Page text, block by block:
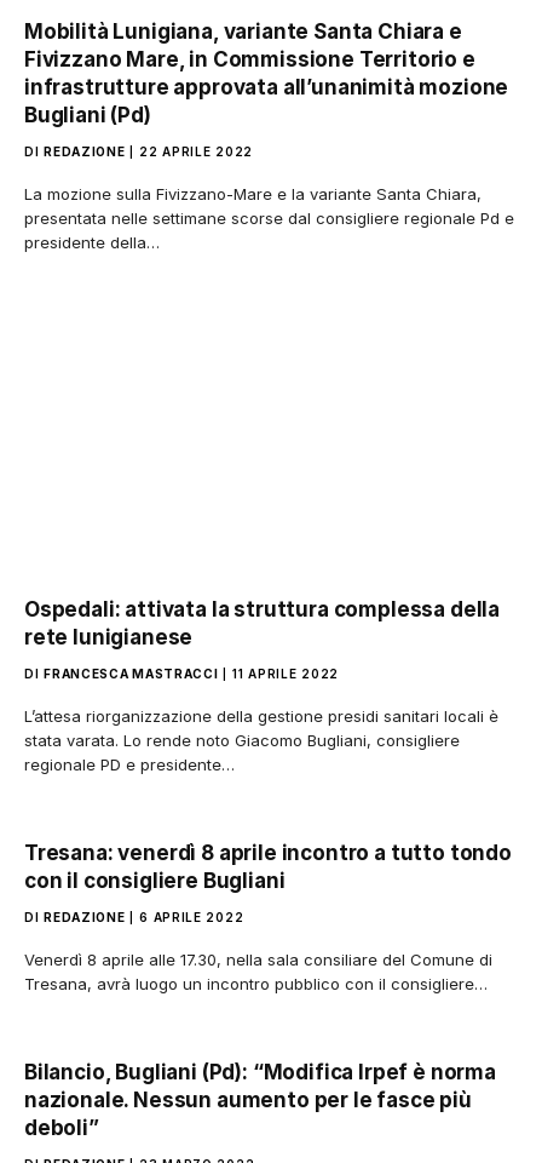
Mobilità Lunigiana, variante Santa Chiara e
Fivizzano Mare, in Commissione Territorio e
infrastrutture approvata all’unanimità mozione
Bugliani (Pd)
DI REDAZIONE 22 APRILE 2022
La mozione sulla Fivizzano-Mare e la variante Santa Chiara,
presentata nelle settimane scorse dal consigliere regionale Pd e
presidente della…
Ospedali: attivata la struttura complessa della
rete lunigianese
DI FRANCESCA MASTRACCI 11 APRILE 2022
L’attesa riorganizzazione della gestione presidi sanitari locali è
stata varata. Lo rende noto Giacomo Bugliani, consigliere
regionale PD e presidente…
Tresana: venerdì 8 aprile incontro a tutto tondo
con il consigliere Bugliani
DI REDAZIONE 6 APRILE 2022
Venerdì 8 aprile alle 17.30, nella sala consiliare del Comune di
Tresana, avrà luogo un incontro pubblico con il consigliere…
Bilancio, Bugliani (Pd): “Modifica Irpef è norma
nazionale. Nessun aumento per le fasce più
deboli”